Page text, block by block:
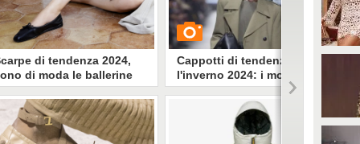
di tendenza 2024,
di moda le ballerine
terra: i 4 modelli da
Dalle ballerine della danza
a quelle a punta, dai
Cappotti di tendenza per
l'inverno 2024: i modelli
doppiopetto in stile militare